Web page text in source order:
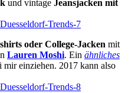
und vintage Jeansjacken mit
oder College-Jacken mit
Lauren Moshi. Ein ähnliches
mir einziehen. 2017 kann also